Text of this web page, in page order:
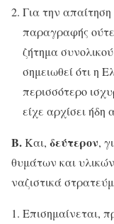
Για την
παραγραφής
ζήτημα
σημειωθεί ότι η
περισσότερο
είχε αρχίσει ήδη
Β.Και, δεύτερον,
θυμάτων και
ναζιστικά
Επισημαίνεται,